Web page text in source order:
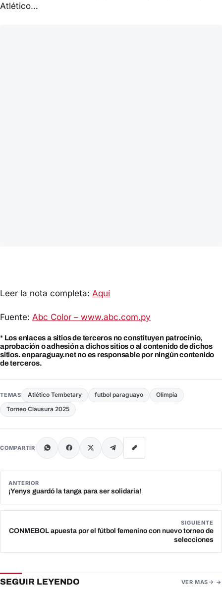
Atlético…
Leer la nota completa: Aquí
Fuente: Abc Color – www.abc.com.py
* Los enlaces a sitios de terceros no constituyen patrocinio,
aprobación o adhesión a dichos sitios o al contenido de dichos
sitios. enparaguay.net no es responsable por ningún contenido
de terceros.
TEMAS Atlético Tembetary futbol paraguayo
Olimpia
Torneo Clausura 2025
COMPARTIR
ANTERIOR
¡Yenys guardó la tanga para ser solidaria!
SIGUIENTE
CONMEBOL apuesta por el fútbol femenino con nuevo torneo de
selecciones
SEGUIR LEYENDO VER MAS